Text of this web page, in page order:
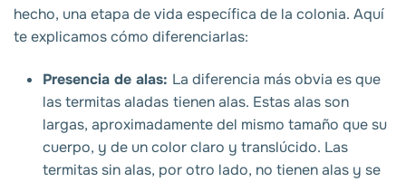
hecho, una etapa de vida específica de la colonia. Aquí
te explicamos cómo diferenciarlas:
Presencia de alas: La diferencia más obvia es que
las termitas aladas tienen alas. Estas alas son
largas, aproximadamente del mismo tamaño que su
cuerpo, y de un color claro y translúcido. Las
termitas sin alas, por otro lado, no tienen alas y se